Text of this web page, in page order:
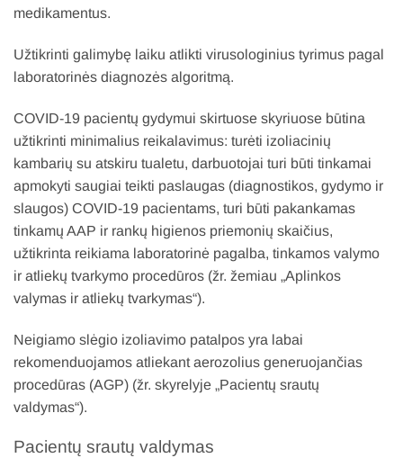
medikamentus.
Užtikrinti galimybę laiku atlikti virusologinius tyrimus pagal
laboratorinės diagnozės algoritmą.
COVID-19 pacientų gydymui skirtuose skyriuose būtina
užtikrinti minimalius reikalavimus: turėti izoliacinių
kambarių su atskiru tualetu, darbuotojai turi būti tinkamai
apmokyti saugiai teikti paslaugas (diagnostikos, gydymo ir
slaugos) COVID-19 pacientams, turi būti pakankamas
tinkamų AAP ir rankų higienos priemonių skaičius,
užtikrinta reikiama laboratorinė pagalba, tinkamos valymo
ir atliekų tvarkymo procedūros (žr. žemiau „Aplinkos
valymas ir atliekų tvarkymas“).
Neigiamo slėgio izoliavimo patalpos yra labai
rekomenduojamos atliekant aerozolius generuojančias
procedūras (AGP) (žr. skyrelyje „Pacientų srautų
valdymas“).
Pacientų srautų valdymas